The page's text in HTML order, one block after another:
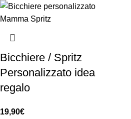
Bicchiere / Spritz
Personalizzato idea
regalo
19,90€